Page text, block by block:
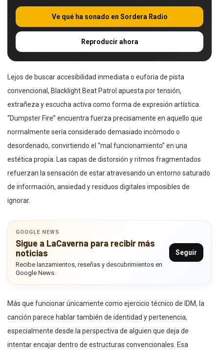
Ve qué ha sonado en Sordera Radio
Reproducir ahora
Lejos de buscar accesibilidad inmediata o euforia de pista
convencional, Blacklight Beat Patrol apuesta por tensión,
extrañeza y escucha activa como forma de expresión artística.
“Dumpster Fire” encuentra fuerza precisamente en aquello que
normalmente sería considerado demasiado incómodo o
desordenado, convirtiendo el “mal funcionamiento” en una
estética propia. Las capas de distorsión y ritmos fragmentados
refuerzan la sensación de estar atravesando un entorno saturado
de información, ansiedad y residuos digitales imposibles de
ignorar.
GOOGLE NEWS
Sigue a LaCaverna para recibir más
noticias
Recibe lanzamientos, reseñas y descubrimientos en
Google News.
Seguir
Más que funcionar únicamente como ejercicio técnico de IDM, la
canción parece hablar también de identidad y pertenencia,
especialmente desde la perspectiva de alguien que deja de
intentar encajar dentro de estructuras convencionales. Esa